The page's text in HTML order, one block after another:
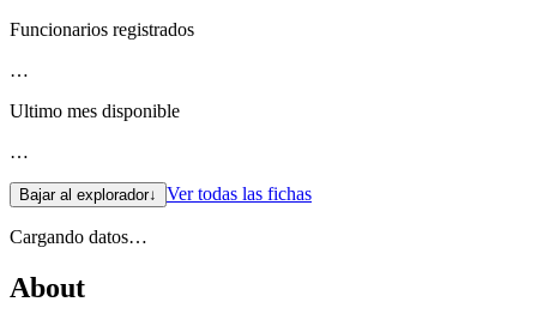
Funcionarios registrados
…
Ultimo mes disponible
…
Bajar al explorador↓ Ver todas las fichas
Cargando datos…
About